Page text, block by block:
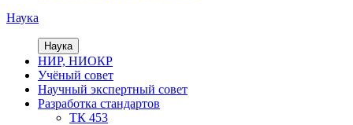
Наука
Наука
НИР, НИОКР
Учёный совет
Научный экспертный совет
Разработка стандартов
ТК 453